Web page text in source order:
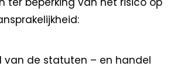
van de statuten – en handel